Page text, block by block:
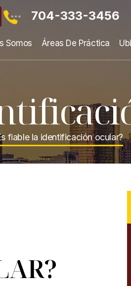
704-333-3456
Somos Áreas De Práctica
fiable la identificación ocular?